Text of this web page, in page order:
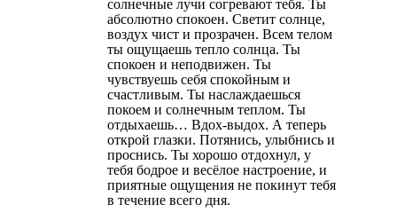
солнечные лучи согревают тебя. Ты
абсолютно спокоен. Светит солнце,
воздух чист и прозрачен. Всем телом
ты ощущаешь тепло солнца. Ты
спокоен и неподвижен. Ты
чувствуешь себя спокойным и
счастливым. Ты наслаждаешься
покоем и солнечным теплом. Ты
отдыхаешь… Вдох-выдох. А теперь
открой глазки. Потянись, улыбнись и
проснись. Ты хорошо отдохнул, у
тебя бодрое и весёлое настроение, и
приятные ощущения не покинут тебя
в течение всего дня.